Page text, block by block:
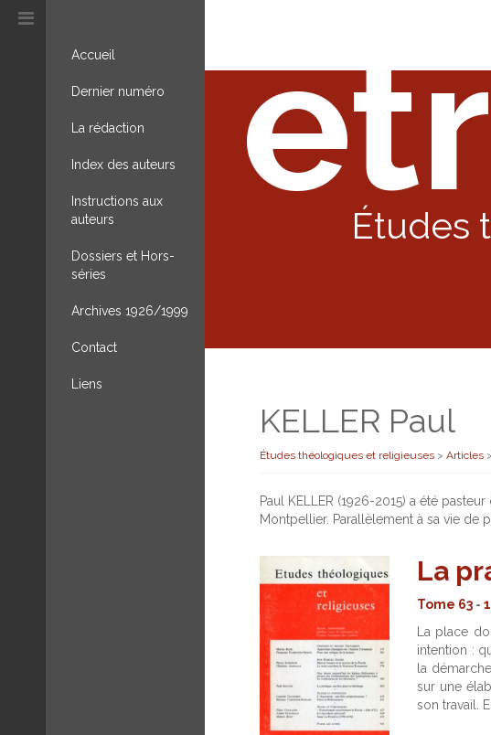
Accueil
Dernier numéro
La rédaction
Index des auteurs
Instructions aux
auteurs
Dossiers et Hors-
séries
Archives 1926/1999
Contact
Liens
etr
Études
KELLER Paul
Études théologiques et religieuses > Articles >
Paul KELLER (1926-2015) a été
Montpellier. Parallèlement à sa vie de
La
Tome 63-
La place
intention :
la
sur une
son travail.